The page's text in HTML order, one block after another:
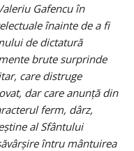
Gafencu în
înainte de a fi
de dictatură
brute surprinde
care distruge
dar care anunţă din
ferm, dârz,
al Sfântului
întru mântuirea